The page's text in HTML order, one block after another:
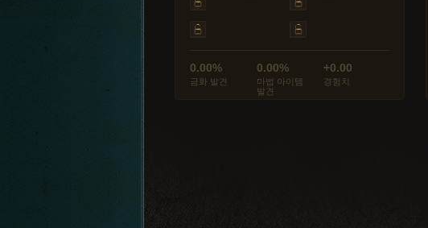
0.00%
금화 발견
0.00%
마법 아이템
발견
+0.00
경험치